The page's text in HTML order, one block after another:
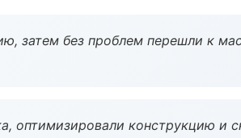
затем без проблем перешли к
оптимизировали конструкцию и